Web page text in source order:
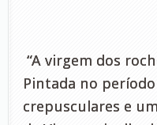
“A virgem dos
Pintada no
crepusculares e